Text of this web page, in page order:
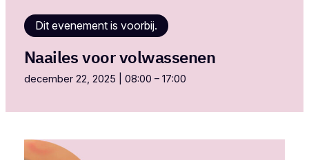
Dit evenement is voorbij.
Naailes voor volwassenen
december 22, 2025 | 08:00 – 17:00